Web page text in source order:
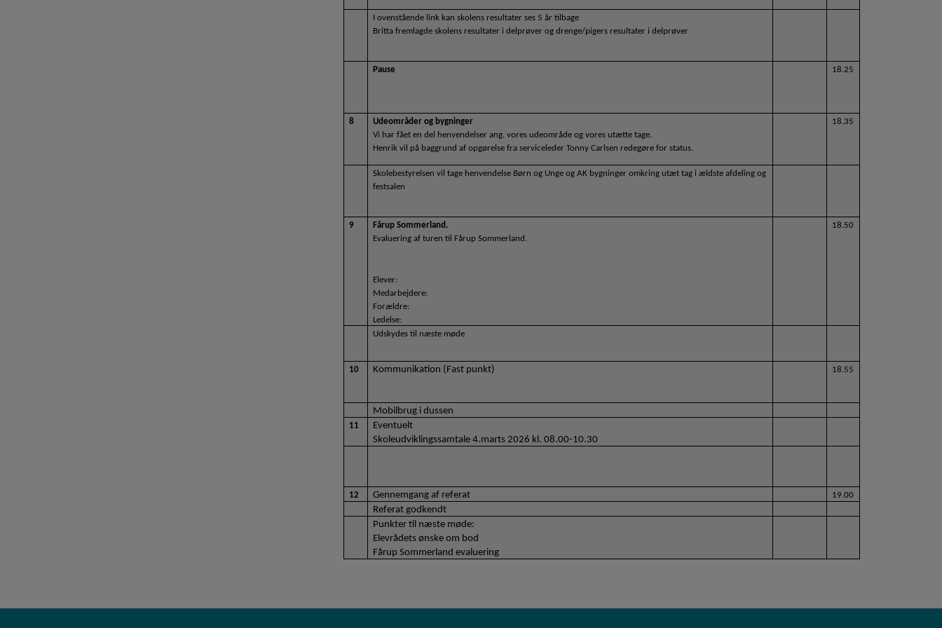
I ovenstående link kan skolens resultater ses 5 år tilbage
Britta fremlagde skolens resultater i delprøver og drenge/pigers resultater i delprøver
Pause 18.25
8
Udeområder og bygninger
Vi har fået en del henvendelser ang. vores udeområde og vores utætte tage.
Henrik vil på baggrund af opgørelse fra serviceleder Tonny Carlsen redegøre for status.
18.35
Skolebestyrelsen vil tage henvendelse Børn og Unge og AK bygninger omkring utæt tag i ældste afdeling og
festsalen
9
Fårup Sommerland.
Evaluering af turen til Fårup Sommerland.
Elever:
Medarbejdere:
Forældre:
Ledelse:
18.50
Udskydes til næste møde
10 Kommunikation (Fast punkt) 18.55
Mobilbrug i dussen
11
Eventuelt
Skoleudviklingssamtale 4.marts 2026 kl. 08.00-10.30
12 Gennemgang af referat 19.00
Referat godkendt
Punkter til næste møde:
Elevrådets ønske om bod
Fårup Sommerland evaluering